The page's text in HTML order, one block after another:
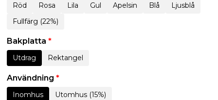
Röd
Rosa Lila Gul Apelsin Blå
Ljusblå
Fullfärg (22%)
Bakplatta *
Utdrag Rektangel
Användning *
Inomhus Utomhus (15%)